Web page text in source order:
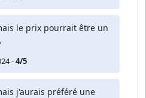
le prix pourrait être un
-4/5
j'aurais préféré une